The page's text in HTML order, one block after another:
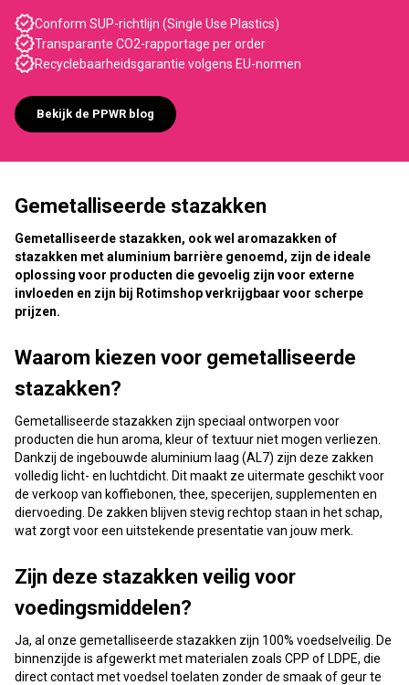
Conform SUP-richtlijn (Single Use Plastics)
Transparante CO2-rapportage per order
Recyclebaarheidsgarantie volgens EU-normen
Bekijk de PPWR blog
Gemetalliseerde stazakken
Gemetalliseerde stazakken, ook wel aromazakken of
stazakken met aluminium barrière genoemd, zijn de ideale
oplossing voor producten die gevoelig zijn voor externe
invloeden en zijn bij Rotimshop verkrijgbaar voor scherpe
prijzen.
Waarom kiezen voor gemetalliseerde
stazakken?
Gemetalliseerde stazakken zijn speciaal ontworpen voor
producten die hun aroma, kleur of textuur niet mogen verliezen.
Dankzij de ingebouwde aluminium laag (AL7) zijn deze zakken
volledig licht- en luchtdicht. Dit maakt ze uitermate geschikt voor
de verkoop van koffiebonen, thee, specerijen, supplementen en
diervoeding. De zakken blijven stevig rechtop staan in het schap,
wat zorgt voor een uitstekende presentatie van jouw merk.
Zijn deze stazakken veilig voor
voedingsmiddelen?
Ja, al onze gemetalliseerde stazakken zijn 100% voedselveilig. De
binnenzijde is afgewerkt met materialen zoals CPP of LDPE, die
direct contact met voedsel toelaten zonder de smaak of geur te